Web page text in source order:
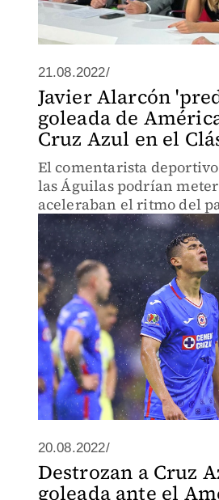
21.08.2022/
Javier Alarcón
goleada de
Cruz Azul en el
El comentarista
las Águilas podrían
aceleraban el ritmo del
20.08.2022/
Destrozan a Cruz
goleada ante el